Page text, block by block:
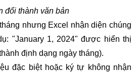
đổi thành văn bản
nhưng Excel nhận diện chúng
"January 1, 2024" được hiển thị
định dạng ngày tháng).
đặc biệt hoặc ký tự không nhận